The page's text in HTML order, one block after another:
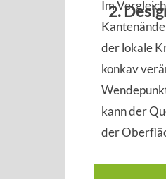
2.
Im
der lokale
konkav
kann der
der